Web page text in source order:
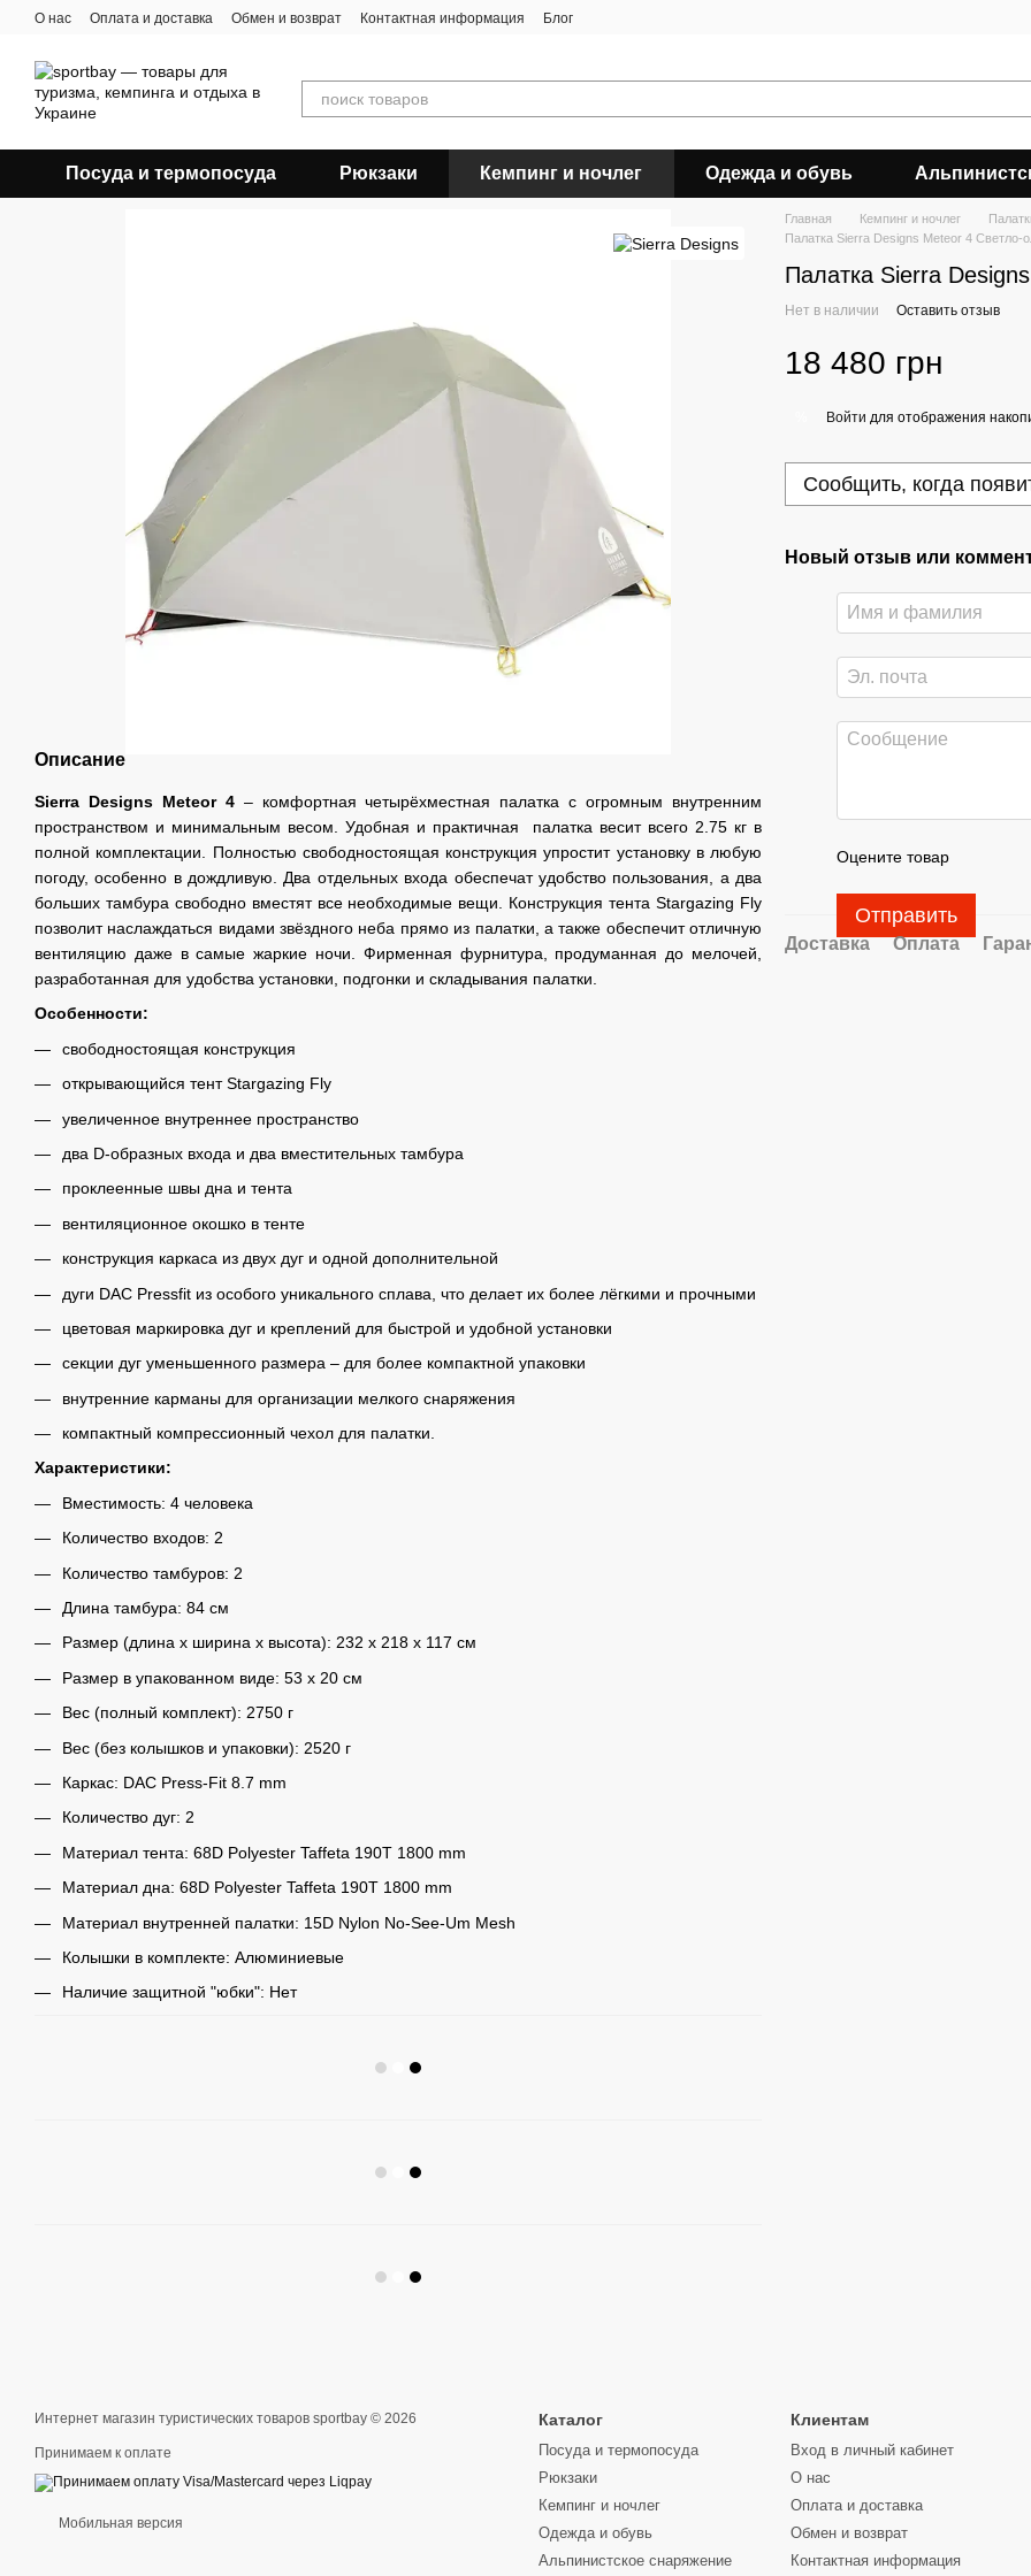
Перейти к основному контенту
О нас Оплата и доставка Обмен и возврат Контактная информация Блог
Посуда и термопосуда Рюкзаки Кемпинг и ночлег Одежда и обувь
Описание
Sierra Designs Meteor 4– комфортная четырёхместная палатка с огромным внутренним
пространством и минимальным весом. Удобная и практичная палатка весит всего 2.75 кг в
полной комплектации. Полностью свободностоящая конструкция упростит установку в любую
погоду, особенно в дождливую. Два отдельных входа обеспечат удобство пользования, а два
больших тамбура свободно вместят все необходимые вещи. Конструкция тента Stargazing Fly
позволит наслаждаться видами звёздного неба прямо из палатки, а также обеспечит отличную
вентиляцию даже в самые жаркие ночи. Фирменная фурнитура, продуманная до мелочей,
разработанная для удобства установки, подгонки и складывания палатки.
Особенности:
свободностоящая конструкция
открывающийся тент Stargazing Fly
увеличенное внутреннее пространство
два D-образных входа и два вместительных тамбура
проклеенные швы дна и тента
вентиляционное окошко в тенте
конструкция каркаса из двух дуг и одной дополнительной
дуги DAC Pressfit из особого уникального сплава, что делает их более лёгкими и прочными
цветовая маркировка дуг и креплений для быстрой и удобной установки
секции дуг уменьшенного размера – для более компактной упаковки
внутренние карманы для организации мелкого снаряжения
компактный компрессионный чехол для палатки.
Характеристики:
Вместимость: 4 человека
Количество входов: 2
Количество тамбуров: 2
Длина тамбура: 84 см
Размер (длина х ширина х высота): 232 x 218 х 117 см
Размер в упакованном виде: 53 х 20 см
Вес (полный комплект): 2750 г
Вес (без колышков и упаковки): 2520 г
Каркас: DAC Press-Fit 8.7 mm
Количество дуг: 2
Материал тента: 68D Polyester Taffeta 190T 1800 mm
Материал дна: 68D Polyester Taffeta 190T 1800 mm
Материал внутренней палатки: 15D Nylon No-See-Um Mesh
Колышки в комплекте: Алюминиевые
Наличие защитной "юбки": Нет
Главная Кемпинг и ночлег
Палатка Sierra Designs Meteor 4 Светло-
Палатка Sierra
Нет в наличии Оставить отзыв
18 480 грн
Войти для отображения
Сообщить, когда
Новый отзыв или
Оцените товар
Отправить
Доставка Оплата
Интернет магазин туристических товаров sportbay © 2026
Принимаем к оплате
Мобильная версия
Каталог
Посуда и термопосуда
Рюкзаки
Кемпинг и ночлег
Одежда и обувь
Альпинистское снаряжение
Клиентам
Вход в личный кабинет
О нас
Оплата и доставка
Обмен и возврат
Контактная информация